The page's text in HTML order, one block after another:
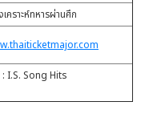
คราะห์ทหารผ่านศึก
I.S. Song Hits